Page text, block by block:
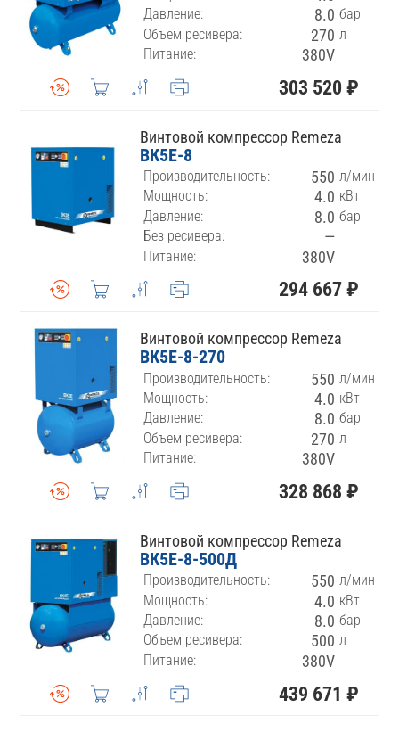
Давление:
8.0 бар
Объем ресивера:
270 л
Питание:
380V
303 520 ₽
Винтовой компрессор Remeza
ВК5E-8
Производительность: 550 л/мин
Мощность:
4.0 кВт
Давление:
8.0 бар
Без ресивера:
—
Питание: 380V
294 667 ₽
Винтовой компрессор Remeza
ВК5E-8-270
Производительность: 550 л/мин
Мощность:
4.0 кВт
Давление:
8.0 бар
Объем ресивера:
270 л
Питание:
380V
328 868 ₽
Винтовой компрессор Remeza
ВК5E-8-500Д
Производительность: 550 л/мин
Мощность:
4.0 кВт
Давление:
8.0 бар
Объем ресивера:
500 л
Питание:
380V
439 671 ₽